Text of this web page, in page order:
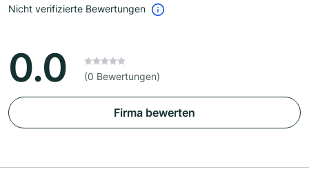
Nicht verifizierte Bewertungen
0.0 (0 Bewertungen)
Firma bewerten